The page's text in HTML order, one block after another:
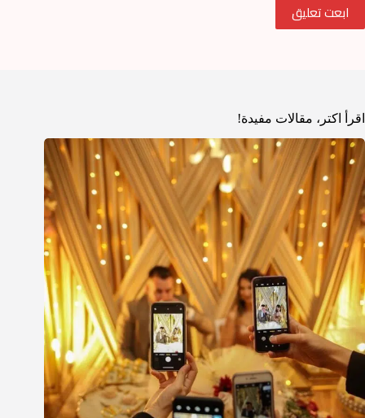
ابعت تعليق
اقرأ اكتر، مقالات مفيدة!